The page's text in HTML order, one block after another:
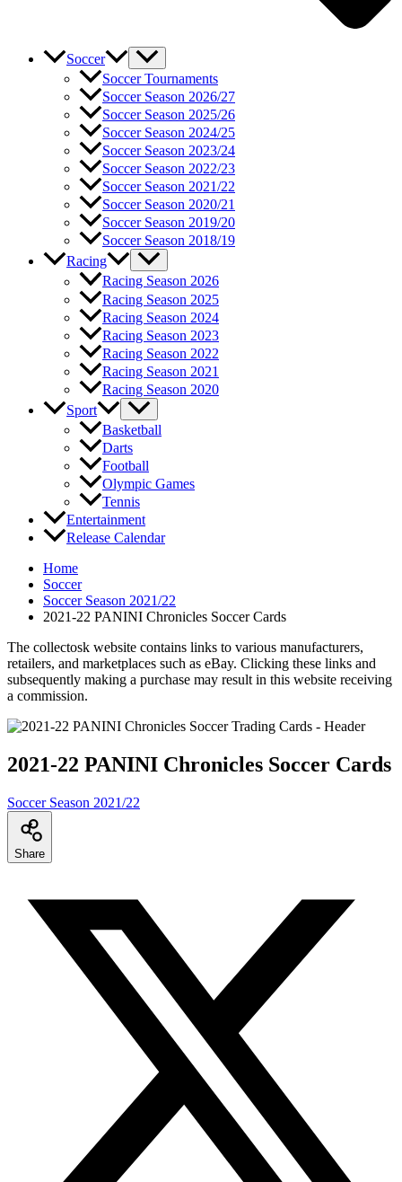
Soccer
Soccer Tournaments
Soccer Season 2026/27
Soccer Season 2025/26
Soccer Season 2024/25
Soccer Season 2023/24
Soccer Season 2022/23
Soccer Season 2021/22
Soccer Season 2020/21
Soccer Season 2019/20
Soccer Season 2018/19
Racing
Racing Season 2026
Racing Season 2025
Racing Season 2024
Racing Season 2023
Racing Season 2022
Racing Season 2021
Racing Season 2020
Sport
Basketball
Darts
Football
Olympic Games
Tennis
Entertainment
Release Calendar
Home
Soccer
Soccer Season 2021/22
2021-22 PANINI Chronicles Soccer Cards
The collectosk website contains links to various manufacturers,
retailers, and marketplaces such as eBay. Clicking these links and
subsequently making a purchase may result in this website receiving
a commission.
2021-22 PANINI Chronicles Soccer Cards
Soccer Season 2021/22
Share